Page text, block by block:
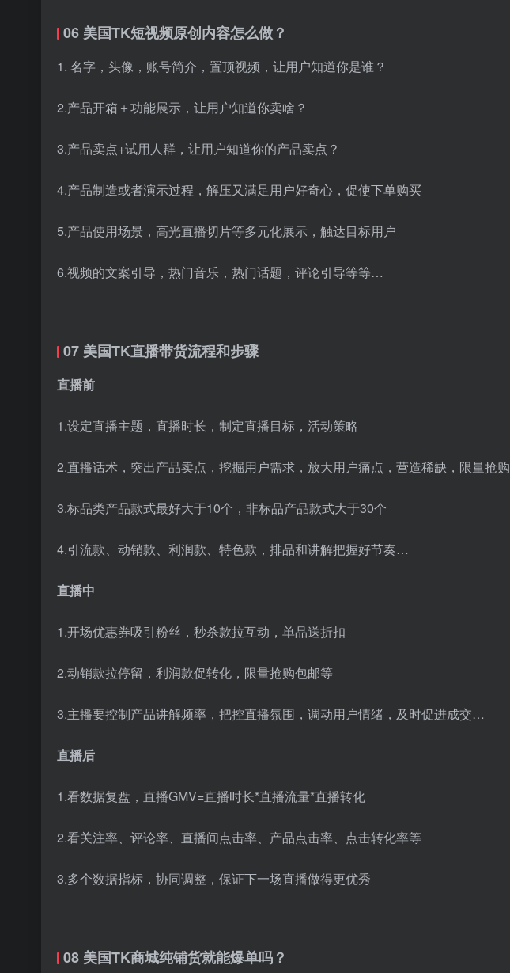
06 美国TK短视频原创内容怎么做？
1. 名字，头像，账号简介，置顶视频，让用户知道你是谁？
2.产品开箱＋功能展示，让用户知道你卖啥？
3.产品卖点+试用人群，让用户知道你的产品卖点？
4.产品制造或者演示过程，解压又满足用户好奇心，促使下单购买
5.产品使用场景，高光直播切片等多元化展示，触达目标用户
6.视频的文案引导，热门音乐，热门话题，评论引导等等…
07 美国TK直播带货流程和步骤
直播前
1.设定直播主题，直播时长，制定直播目标，活动策略
2.直播话术，突出产品卖点，挖掘用户需求，放大用户痛点，营造稀缺，限量抢购
3.标品类产品款式最好大于10个，非标品产品款式大于30个
4.引流款、动销款、利润款、特色款，排品和讲解把握好节奏…
直播中
1.开场优惠券吸引粉丝，秒杀款拉互动，单品送折扣
2.动销款拉停留，利润款促转化，限量抢购包邮等
3.主播要控制产品讲解频率，把控直播氛围，调动用户情绪，及时促进成交…
直播后
1.看数据复盘，直播GMV=直播时长*直播流量*直播转化
2.看关注率、评论率、直播间点击率、产品点击率、点击转化率等
3.多个数据指标，协同调整，保证下一场直播做得更优秀
08 美国TK商城纯铺货就能爆单吗？